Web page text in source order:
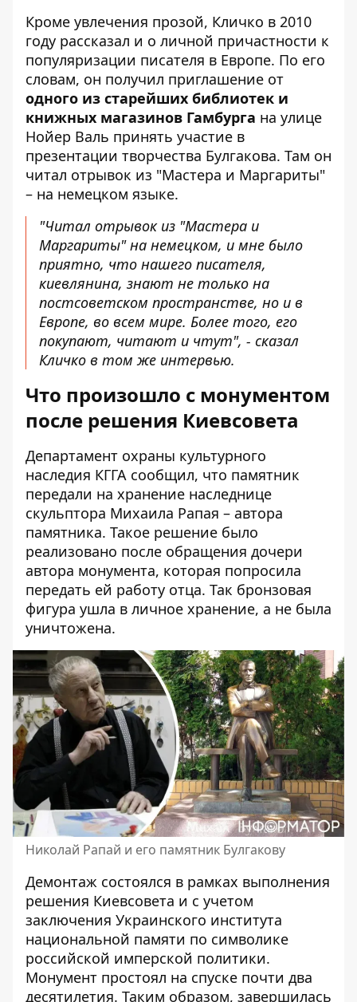
Кроме увлечения прозой, Кличко в 2010
году рассказал и о личной причастности к
популяризации писателя в Европе. По его
словам, он получил приглашение от
одного из старейших библиотек и
книжных магазинов Гамбурга на улице
Нойер Валь принять участие в
презентации творчества Булгакова. Там он
читал отрывок из "Мастера и Маргариты"
– на немецком языке.
"Читал отрывок из "Мастера и
Маргариты" на немецком, и мне было
приятно, что нашего писателя,
киевлянина, знают не только на
постсоветском пространстве, но и в
Европе, во всем мире. Более того, его
покупают, читают и чтут", - сказал
Кличко в том же интервью.
Что произошло с монументом
после решения Киевсовета
Департамент охраны культурного
наследия КГГА сообщил, что памятник
передали на хранение наследнице
скульптора Михаила Рапая – автора
памятника. Такое решение было
реализовано после обращения дочери
автора монумента, которая попросила
передать ей работу отца. Так бронзовая
фигура ушла в личное хранение, а не была
уничтожена.
Николай Рапай и его памятник Булгакову
Демонтаж состоялся в рамках выполнения
решения Киевсовета и с учетом
заключения Украинского института
национальной памяти по символике
российской имперской политики.
Монумент простоял на спуске почти два
десятилетия. Таким образом, завершилась